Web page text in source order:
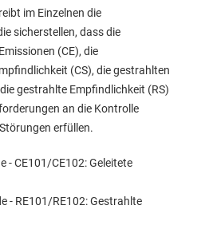
im Einzelnen die
sicherstellen, dass die
(CE), die
(CS), die gestrahlten
gestrahlte Empfindlichkeit (RS)
an die Kontrolle
erfüllen.
- CE101/CE102: Geleitete
- RE101/RE102: Gestrahlte